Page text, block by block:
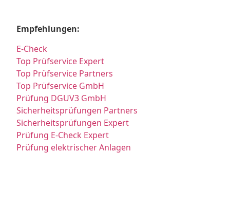
Empfehlungen:
E-Check
Top Prüfservice Expert
Top Prüfservice Partners
Top Prüfservice GmbH
Prüfung DGUV3 GmbH
Sicherheitsprüfungen Partners
Sicherheitsprüfungen Expert
Prüfung E-Check Expert
Prüfung elektrischer Anlagen